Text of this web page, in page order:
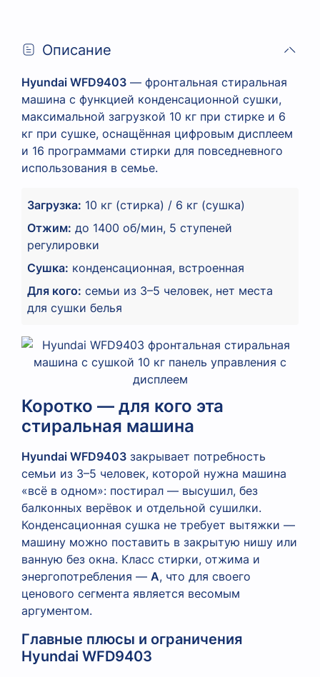
Описание
Hyundai WFD9403 — фронтальная стиральная
машина с функцией конденсационной сушки,
максимальной загрузкой 10 кг при стирке и 6
кг при сушке, оснащённая цифровым дисплеем
и 16 программами стирки для повседневного
использования в семье.
Загрузка: 10 кг (стирка) / 6 кг (сушка)
Отжим: до 1400 об/мин, 5 ступеней
регулировки
Сушка: конденсационная, встроенная
Для кого: семьи из 3–5 человек, нет места
для сушки белья
Коротко — для кого эта
стиральная машина
Hyundai WFD9403 закрывает потребность
семьи из 3–5 человек, которой нужна машина
«всё в одном»: постирал — высушил, без
балконных верёвок и отдельной сушилки.
Конденсационная сушка не требует вытяжки —
машину можно поставить в закрытую нишу или
ванную без окна. Класс стирки, отжима и
энергопотребления — A, что для своего
ценового сегмента является весомым
аргументом.
Главные плюсы и ограничения
Hyundai WFD9403